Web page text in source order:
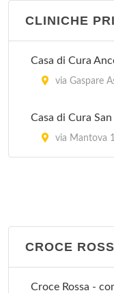
CLINICHE
Casa di Cura
via Gaspare
Casa di Cura
via Mantova
CROCE
Croce Rossa -